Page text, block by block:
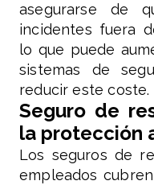
asegurarse de
incidentes fuera
lo que puede
sistemas de
reducir este coste.
Seguro de
la protección
Los seguros de
empleados